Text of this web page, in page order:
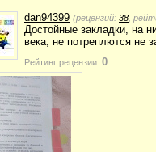
dan94399 (рецензий: 38 ,
Достойные закладки, на
века, не потреплются не
Рейтинг рецензии: 0